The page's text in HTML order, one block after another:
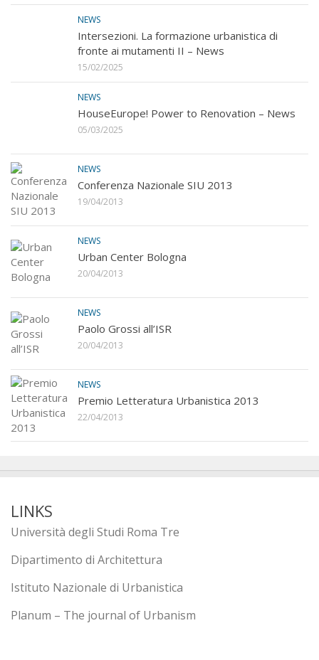
NEWS
Intersezioni. La formazione urbanistica di
fronte ai mutamenti II – News
15/02/2025
NEWS
HouseEurope! Power to Renovation – News
05/03/2025
NEWS
Conferenza Nazionale SIU 2013
19/04/2013
NEWS
Urban Center Bologna
20/04/2013
NEWS
Paolo Grossi all’ISR
20/04/2013
NEWS
Premio Letteratura Urbanistica 2013
22/04/2013
LINKS
Università degli Studi Roma Tre
Dipartimento di Architettura
Istituto Nazionale di Urbanistica
Planum – The journal of Urbanism